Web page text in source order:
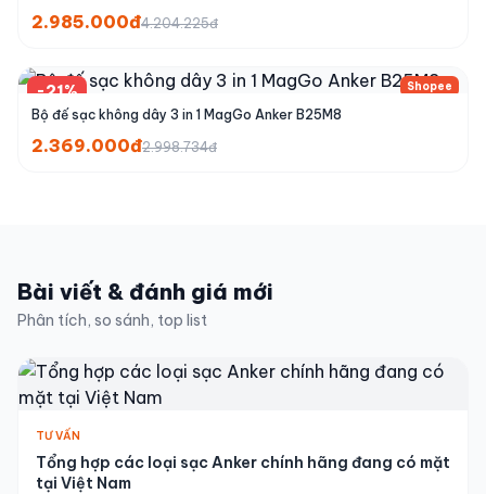
2.985.000đ4.204.225đ
-21% Shopee
Bộ đế sạc không dây 3 in 1 MagGo Anker B25M8
2.369.000đ2.998.734đ
Bài viết & đánh giá mới
Phân tích, so sánh, top list
TƯ VẤN
Tổng hợp các loại sạc Anker chính hãng đang có mặt
tại Việt Nam